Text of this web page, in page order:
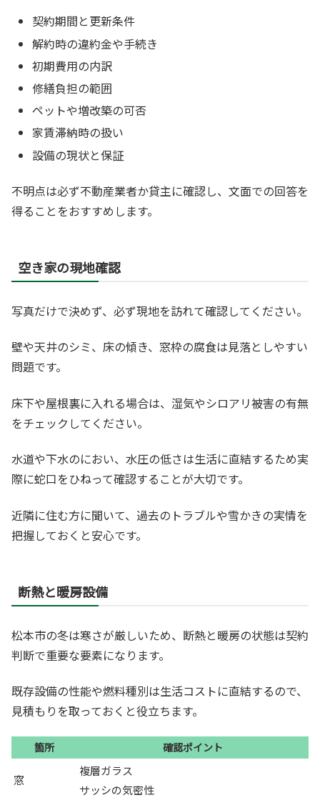
契約期間と更新条件
解約時の違約金や手続き
初期費用の内訳
修繕負担の範囲
ペットや増改築の可否
家賃滞納時の扱い
設備の現状と保証
不明点は必ず不動産業者か貸主に確認し、文面での回答を
得ることをおすすめします。
空き家の現地確認
写真だけで決めず、必ず現地を訪れて確認してください。
壁や天井のシミ、床の傾き、窓枠の腐食は見落としやすい
問題です。
床下や屋根裏に入れる場合は、湿気やシロアリ被害の有無
をチェックしてください。
水道や下水のにおい、水圧の低さは生活に直結するため実
際に蛇口をひねって確認することが大切です。
近隣に住む方に聞いて、過去のトラブルや雪かきの実情を
把握しておくと安心です。
断熱と暖房設備
松本市の冬は寒さが厳しいため、断熱と暖房の状態は契約
判断で重要な要素になります。
既存設備の性能や燃料種別は生活コストに直結するので、
見積もりを取っておくと役立ちます。
箇所 確認ポイント
窓
複層ガラス
サッシの気密性